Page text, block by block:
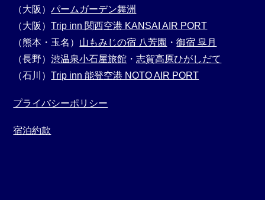
（大阪）パームガーデン舞洲
（大阪）Trip inn 関西空港 KANSAI AIR PORT
（熊本・玉名） 山もみじの宿 八芳園 ・御宿 皐月
（長野）渋温泉小石屋旅館 ・志賀高原ひがしだて
（石川）Trip inn 能登空港 NOTO AIR PORT
プライバシーポリシー
宿泊約款